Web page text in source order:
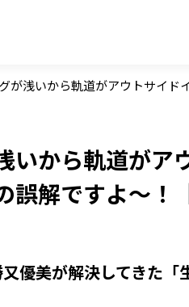
が浅いから軌道がアウトサイ
いから軌道が
誤解ですよ～！
優美が解決してきた